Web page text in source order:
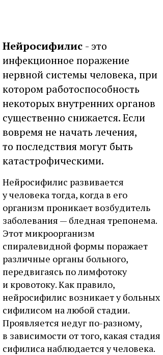
Нейросифилис - это
инфекционное поражение
нервной системы человека, при
котором работоспособность
некоторых внутренних органов
существенно снижается. Если
вовремя не начать лечения,
то последствия могут быть
катастрофическими.
Нейросифилис развивается
у человека тогда, когда в его
организм проникает возбудитель
заболевания — бледная трепонема.
Этот микроорганизм
спиралевидной формы поражает
различные органы больного,
передвигаясь по лимфотоку
и кровотоку. Как правило,
нейросифилис возникает у больных
сифилисом на любой стадии.
Проявляется недуг по-разному,
в зависимости от того, какая стадия
сифилиса наблюдается у человека.